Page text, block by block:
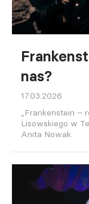
nas?
17.03.2026
„Frankenstein –
Lisowskiego w
Anita Nowak.